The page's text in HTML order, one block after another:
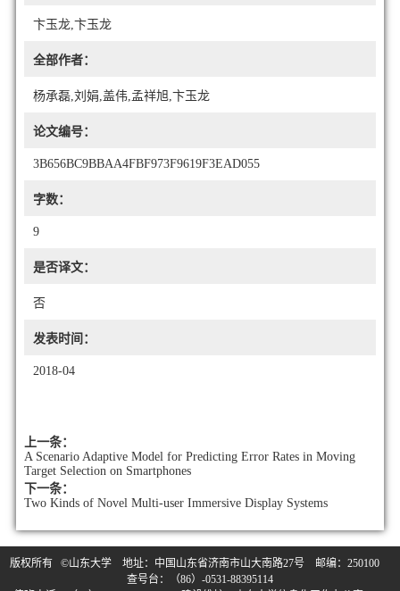
卞玉龙,卞玉龙
全部作者：
杨承磊,刘娟,盖伟,孟祥旭,卞玉龙
论文编号：
3B656BC9BBAA4FBF973F9619F3EAD055
字数：
9
是否译文：
否
发表时间：
2018-04
上一条：
A Scenario Adaptive Model for Predicting Error Rates in Moving
Target Selection on Smartphones
下一条：
Two Kinds of Novel Multi-user Immersive Display Systems
版权所有 ©山东大学 地址：中国山东省济南市山大南路27号 邮编：250100
查号台：（86）-0531-88395114